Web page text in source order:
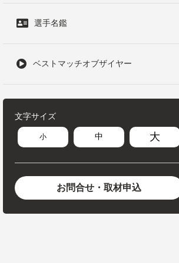
選手名鑑
ベストマッチオブザイヤー
文字サイズ
小 中 大
お問合せ・取材申込